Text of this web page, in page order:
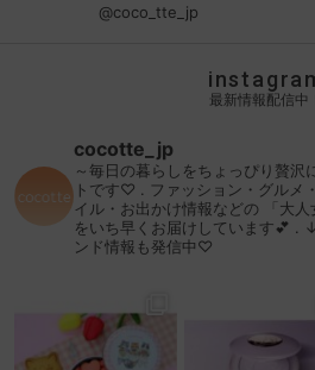
@coco_tte_jp
最新情報配信中
cocotte_jp
～毎日の暮らしをちょっぴり贅沢
トです♡
ファッション・グルメ
イル・お出かけ情報などの 「大
をいち早くお届けしています💕
ンド情報も発信中♡